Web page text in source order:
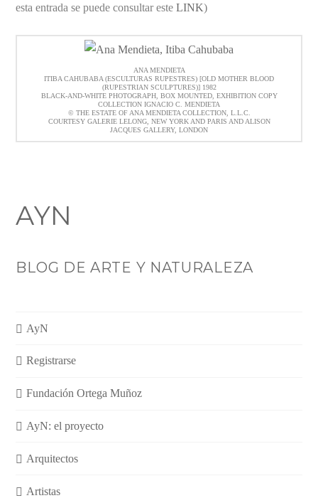
esta entrada se puede consultar esteLINK)
ANA MENDIETA
ITIBA CAHUBABA (ESCULTURAS RUPESTRES) [OLD MOTHER BLOOD
(RUPESTRIAN SCULPTURES)] 1982
BLACK-AND-WHITE PHOTOGRAPH, BOX MOUNTED, EXHIBITION COPY
COLLECTION IGNACIO C. MENDIETA
© THE ESTATE OF ANA MENDIETA COLLECTION, L.L.C.
COURTESY GALERIE LELONG, NEW YORK AND PARIS AND ALISON
JACQUES GALLERY, LONDON
AYN
BLOG DE ARTE Y NATURALEZA
AyN
Registrarse
Fundación Ortega Muñoz
AyN: el proyecto
Arquitectos
Artistas